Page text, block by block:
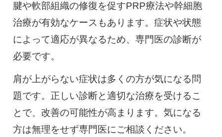
腱や軟部組織の修復を促すPRP療法や幹細胞
治療が有効なケースもあります。症状や状態
によって適応が異なるため、専門医の診断が
必要です。
肩が上がらない症状は多くの方が気になる問
題です。正しい診断と適切な治療を受けるこ
とで、改善の可能性が高まります。気になる
方は無理をせず専門医にご相談ください。